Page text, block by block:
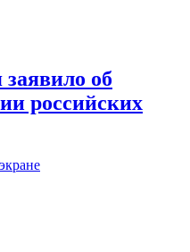
об
российских